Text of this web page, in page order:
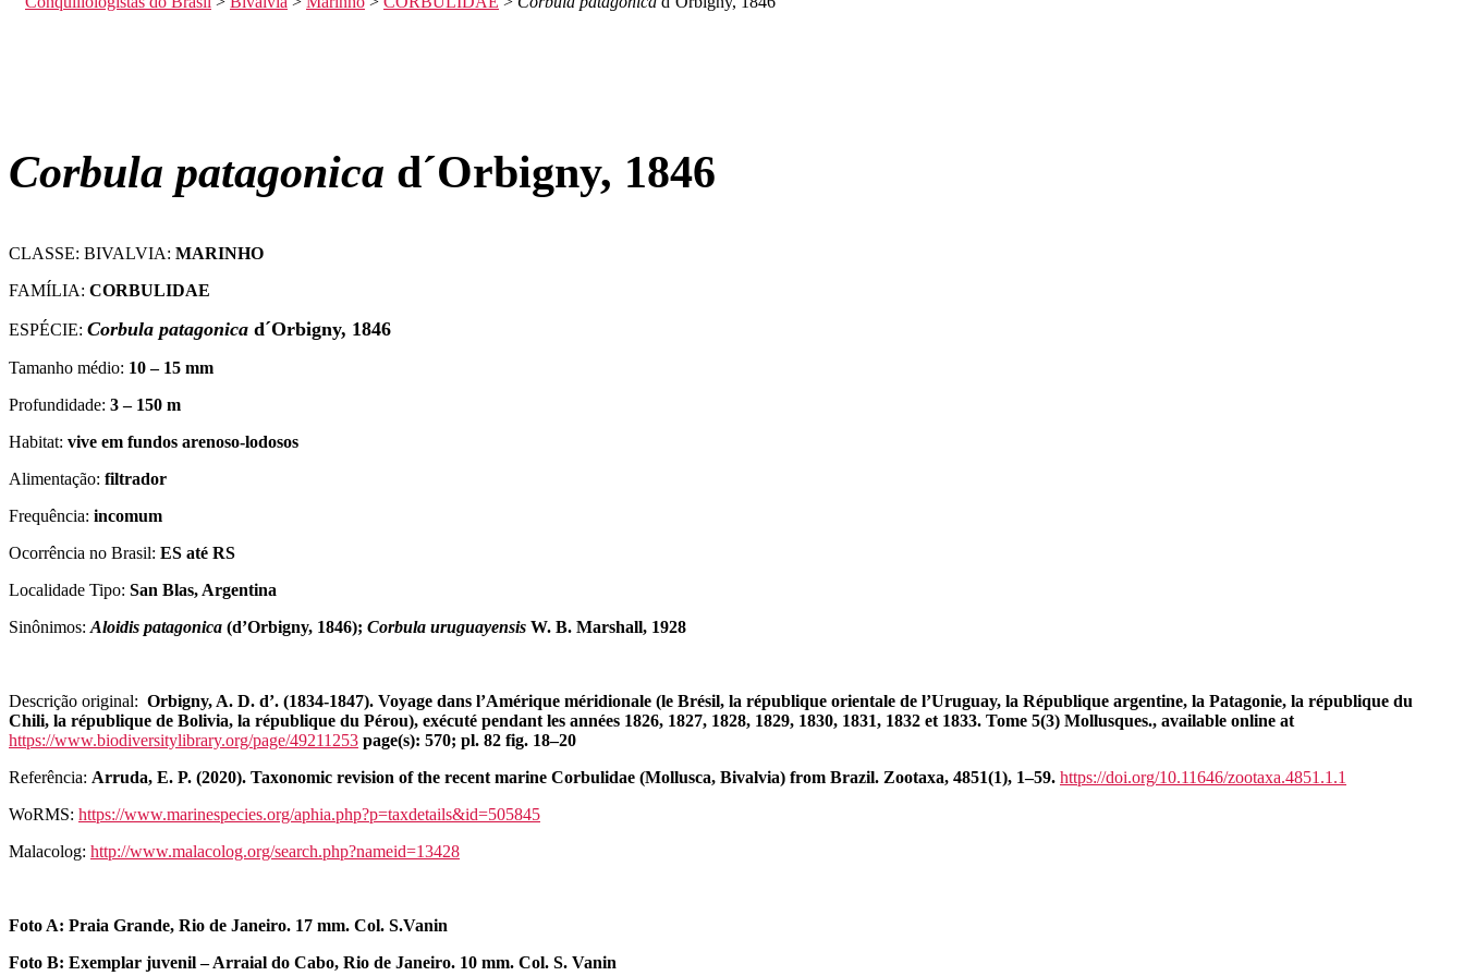
Corbula patagonica d´Orbigny, 1846
CLASSE: BIVALVIA: MARINHO
FAMÍLIA: CORBULIDAE
ESPÉCIE: Corbula patagonica d´Orbigny, 1846
Tamanho médio: 10 – 15 mm
Profundidade: 3 – 150 m
Habitat: vive em fundos arenoso-lodosos
Alimentação: filtrador
Frequência: incomum
Ocorrência no Brasil: ES até RS
Localidade Tipo: San Blas, Argentina
Sinônimos: Aloidis patagonica (d’Orbigny, 1846); Corbula uruguayensis W. B. Marshall, 1928
Descrição original: Orbigny, A. D. d’. (1834-1847). Voyage dans l’Amérique méridionale (le Brésil, la république orientale de l’Uruguay, la République argentine, la Patagonie, la république du
Chili, la république de Bolivia, la république du Pérou), exécuté pendant les années 1826, 1827, 1828, 1829, 1830, 1831, 1832 et 1833. Tome 5(3) Mollusques., available online at
https://www.biodiversitylibrary.org/page/49211253 page(s): 570; pl. 82 fig. 18–20
Referência: Arruda, E. P. (2020). Taxonomic revision of the recent marine Corbulidae (Mollusca, Bivalvia) from Brazil. Zootaxa, 4851(1), 1–59. https://doi.org/10.11646/zootaxa.4851.1.1
WoRMS: https://www.marinespecies.org/aphia.php?p=taxdetails&id=505845
Malacolog: http://www.malacolog.org/search.php?nameid=13428
Foto A: Praia Grande, Rio de Janeiro. 17 mm. Col. S.Vanin
Foto B: Exemplar juvenil – Arraial do Cabo, Rio de Janeiro. 10 mm. Col. S. Vanin